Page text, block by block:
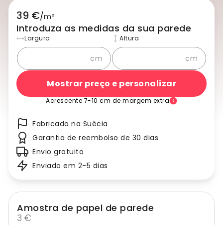
39 €/m²
Introduza as medidas da sua parede
Largura
cm
Altura
cm
Mostrar preço e personalizar
Acrescente 7-10 cm de margem extra
Fabricado na Suécia
Garantia de reembolso de 30 dias
Envio gratuito
Enviado em 2-5 dias
Amostra de papel de parede
3 €